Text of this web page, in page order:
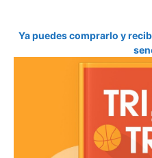
Ya puedes comprarlo y